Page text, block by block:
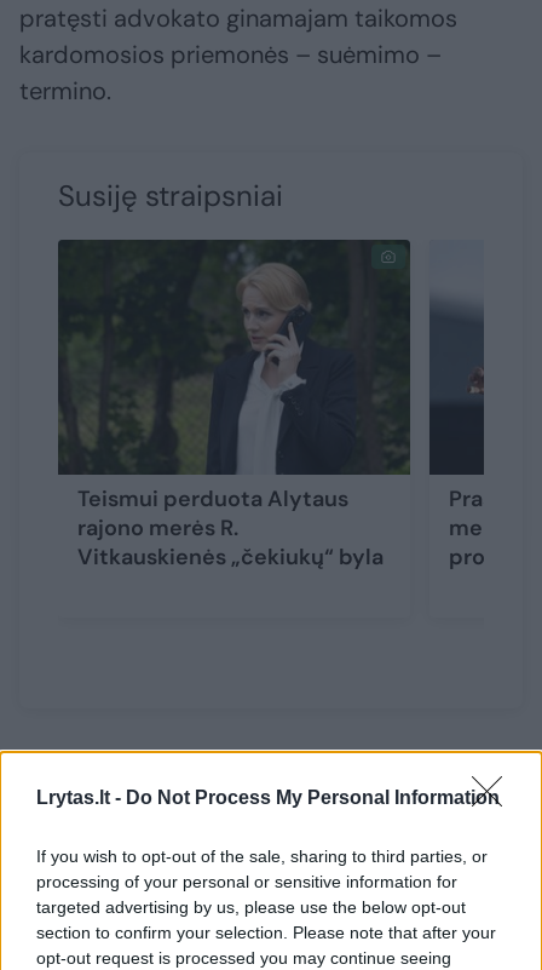
Lrytas.lt - Do Not Process My Personal Information
If you wish to opt-out of the sale, sharing to third parties, or
processing of your personal or sensitive information for
targeted advertising by us, please use the below opt-out
section to confirm your selection. Please note that after your
opt-out request is processed you may continue seeing
pratęsti advokato ginamajam taikomos
kardomosios priemonės – suėmimo –
termino.
Susiję straipsniai
Teismui perduota Alytaus
rajono merės R.
Vitkauskienės „čekiukų“ byla
mero E.
Kasaciniu skundu nuteistasis prašė panaikinti
anksčiau priimtus teismų sprendimus, tačiau
Lietuvos Aukščiausiasis Teismas konstatavo,
kad apeliacinės instancijos teismas tinkamai
įvertino bylos aplinkybes, teisingai pritaikė
baudžiamąjį įstatymą ir nepadarė esminių